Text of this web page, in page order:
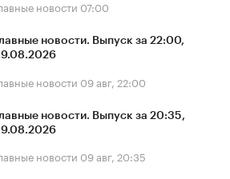
новости 07:00
новости. Выпуск за 22:00,
новости 09 авг, 22:00
новости. Выпуск за 20:35,
новости 09 авг, 20:35